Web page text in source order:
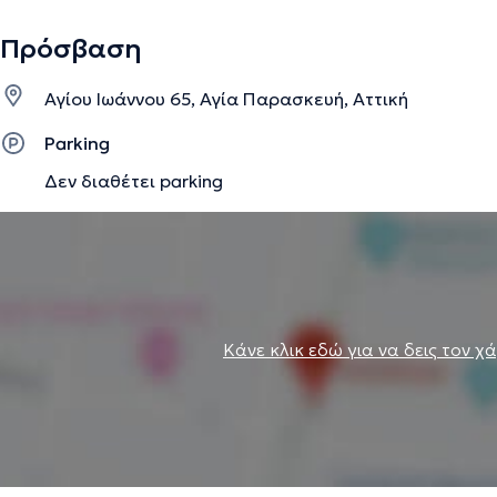
Πρόσβαση
Αγίου Ιωάννου 65, Αγία Παρασκευή, Αττική
Parking
Δεν διαθέτει parking
Κάνε κλικ εδώ για να δεις τον